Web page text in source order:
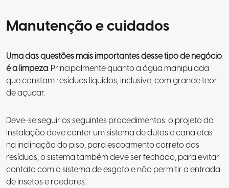
Manutenção e cuidados
Uma das questões mais importantes desse tipo de negócio
é a limpeza. Principalmente quanto a água manipulada
que constam resíduos líquidos, inclusive, com grande teor
de açúcar.
Deve-se seguir os seguintes procedimentos: o projeto da
instalação deve conter um sistema de dutos e canaletas
na inclinação do piso, para escoamento correto dos
resíduos, o sistema também deve ser fechado, para evitar
contato com o sistema de esgoto e não permitir a entrada
de insetos e roedores.